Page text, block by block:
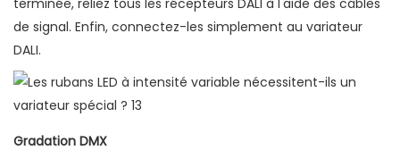
terminée, reliez tous les récepteurs DALI à l'aide des câbles
de signal. Enfin, connectez-les simplement au variateur
DALI.
Gradation DMX